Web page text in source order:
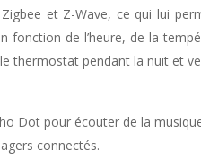
et Z-Wave, ce qui lui
fonction de l’heure, de la
thermostat pendant la nuit et
Dot pour écouter de la
connectés.